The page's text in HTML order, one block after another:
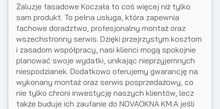
Żaluzje fasadowe Koczała to coś więcej niż tylko
sam produkt. To pełna usługa, która zapewnia
fachowe doradztwo, profesjonalny montaż oraz
wszechstronny serwis. Dzięki przejrzystym kosztom
i zasadom współpracy, nasi klienci mogą spokojnie
planować swoje wydatki, unikając nieprzyjemnych
niespodzianek. Dodatkowo oferujemy gwarancję na
wykonany montaż oraz serwis posprzedażowy, co
nie tylko chroni inwestycję naszych klientów, lecz
także buduje ich zaufanie do NOVAOKNA KM.A jeśli